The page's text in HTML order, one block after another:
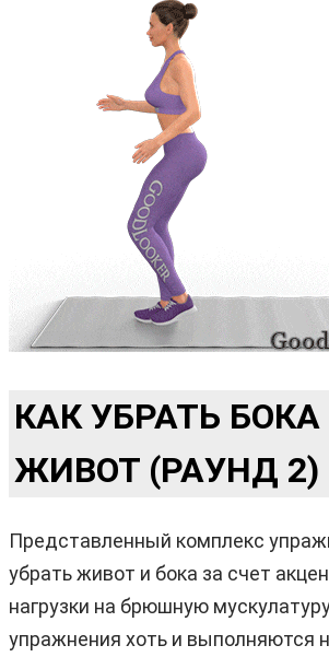
КАК УБРАТЬ БОКА
ЖИВОТ (РАУНД 2)
Представленный комплекс
убрать живот и бока за счет
нагрузки на брюшную
упражнения хоть и выполняются